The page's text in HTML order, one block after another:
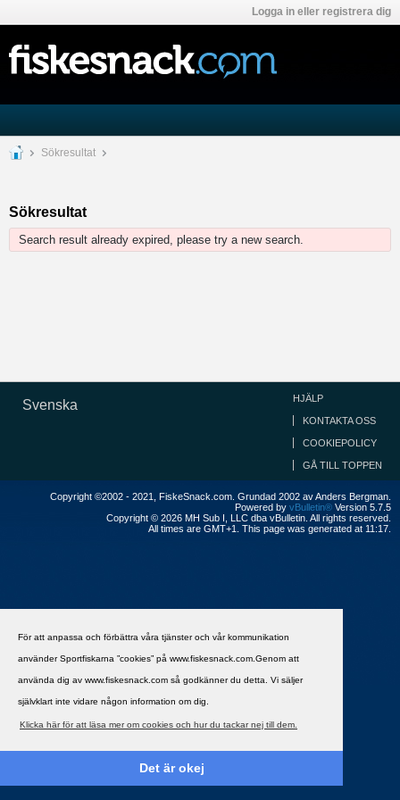
För att anpassa och förbättra våra tjänster och vår kommunikation
använder Sportfiskarna ”cookies” på www.fiskesnack.com.Genom att
använda dig av www.fiskesnack.com så godkänner du detta. Vi säljer
självklart inte vidare någon information om dig.
Klicka här för att läsa mer om cookies och hur du tackar nej till dem.
Det är okej
Logga in eller registrera dig
Sökresultat
Sökresultat
Search result already expired, please try a new search.
Svenska HJÄLP
KONTAKTA OSS
COOKIEPOLICY
GÅ TILL TOPPEN
Copyright ©2002 - 2021, FiskeSnack.com. Grundad 2002 av Anders Bergman.
Powered by vBulletin® Version 5.7.5
Copyright © 2026 MH Sub I, LLC dba vBulletin. All rights reserved.
All times are GMT+1. This page was generated at 11:17.